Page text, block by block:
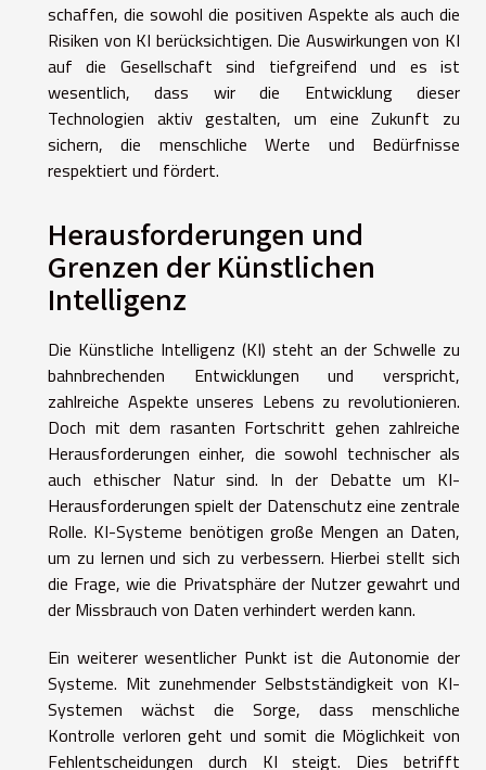
schaffen, die sowohl die positiven Aspekte als auch die
Risiken von KI berücksichtigen. Die Auswirkungen von KI
auf die Gesellschaft sind tiefgreifend und es ist
wesentlich, dass wir die Entwicklung dieser
Technologien aktiv gestalten, um eine Zukunft zu
sichern, die menschliche Werte und Bedürfnisse
respektiert und fördert.
Herausforderungen und
Grenzen der Künstlichen
Intelligenz
Die Künstliche Intelligenz (KI) steht an der Schwelle zu
bahnbrechenden Entwicklungen und verspricht,
zahlreiche Aspekte unseres Lebens zu revolutionieren.
Doch mit dem rasanten Fortschritt gehen zahlreiche
Herausforderungen einher, die sowohl technischer als
auch ethischer Natur sind. In der Debatte um KI-
Herausforderungen spielt der Datenschutz eine zentrale
Rolle. KI-Systeme benötigen große Mengen an Daten,
um zu lernen und sich zu verbessern. Hierbei stellt sich
die Frage, wie die Privatsphäre der Nutzer gewahrt und
der Missbrauch von Daten verhindert werden kann.
Ein weiterer wesentlicher Punkt ist die Autonomie der
Systeme. Mit zunehmender Selbstständigkeit von KI-
Systemen wächst die Sorge, dass menschliche
Kontrolle verloren geht und somit die Möglichkeit von
Fehlentscheidungen durch KI steigt. Dies betrifft